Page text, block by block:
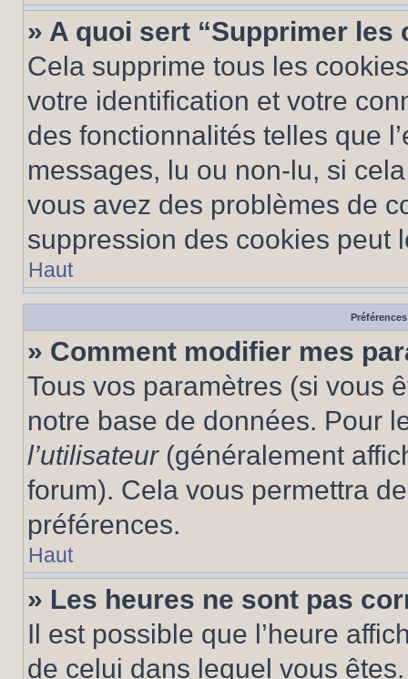
» A quoi sert “Supprimer les
Cela supprime tous les
votre identification et votre
des fonctionnalités telles que
messages, lu ou non-lu, si
vous avez des problèmes de
suppression des cookies peut
Haut
» Comment modifier mes
Tous vos paramètres (si vous
notre base de données. Pour
l’utilisateur(généralement
forum). Cela vous permettra
préférences.
Haut
» Les heures ne sont pas
Il est possible que l’heure
de celui dans lequel vous